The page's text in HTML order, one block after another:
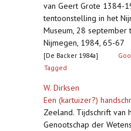
van Geert Grote 1384-
tentoonstelling in het
Museum, 28
Nijmegen, 1984, 65-67
[De Backer 1984a]
Tagged
W. Dirksen
Een (kartuizer?)
Zeeland. Tijdschrift van
Genootschap der